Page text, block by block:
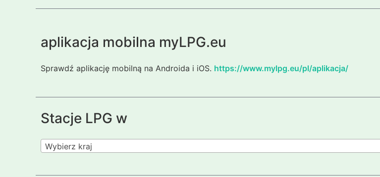
aplikacja mobilna myLPG.eu
Sprawdź aplikację mobilną na Androida i iOS. https://www.mylpg.eu/pl/aplikacja/
Stacje LPG w
Wybierz kraj